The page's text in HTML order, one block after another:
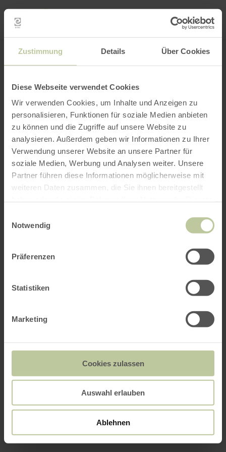
Zustimmung Details Über Cookies
Diese Webseite verwendet Cookies
Wir verwenden Cookies, um Inhalte und Anzeigen zu
personalisieren, Funktionen für soziale Medien anbieten
zu können und die Zugriffe auf unsere Website zu
analysieren. Außerdem geben wir Informationen zu Ihrer
Verwendung unserer Website an unsere Partner für
soziale Medien, Werbung und Analysen weiter. Unsere
Partner führen diese Informationen möglicherweise mit
weiteren Daten zusammen, die Sie ihnen bereitgestellt
Notwendig
Präferenzen
Statistiken
Marketing
Cookies zulassen
Auswahl erlauben
Ablehnen
INTERACTIEVE KAART
Filter openen